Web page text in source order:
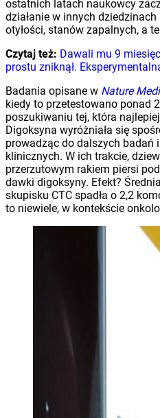
ostatnich latach naukowcy
działanie w innych
otyłości, stanów zapalnych, a
Czytaj też: Dawali mu 9
prostu zniknął.
Badania opisane w Nature
kiedy to przetestowano ponad
poszukiwaniu tej, która
Digoksyna wyróżniała się
prowadząc do dalszych badań
klinicznych. W ich trakcie,
przerzutowym rakiem piersi
dawki digoksyny. Efekt?
skupisku CTC spadła o 2,2
to niewiele, w kontekście